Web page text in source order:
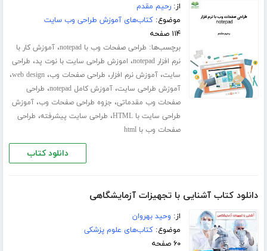
از:رحیم مقدم
موضوع:کتاب‌های آموزش طراحی وب سایت
۱۱۴ صفحه
برچسب‌ها: طراحی صفحات وب با notepad ،آموزش کار با
نرم افزار notepad
، اموزش طراحی سایت با نوت پد، طراحی
سایت،آموزش نرم افزار، طراحی صفحات وب،web design،
آموزش طراحی سایت،آموزش کامل notepad ، طراحی
صفحات وب مقدماتی، جزوه طراحی صفحات وب،آموزش
طراحی سایت با HTML
، طراحی سایت پیشرفته، طراحی
صفحات وب با html
دانلود کتاب
دانلود کتاب آشنایی با تجهیزات آزمایشگاهی
از: وحید بهروان
موضوع:کتاب‌های علوم پزشکی
۶۰ صفحه